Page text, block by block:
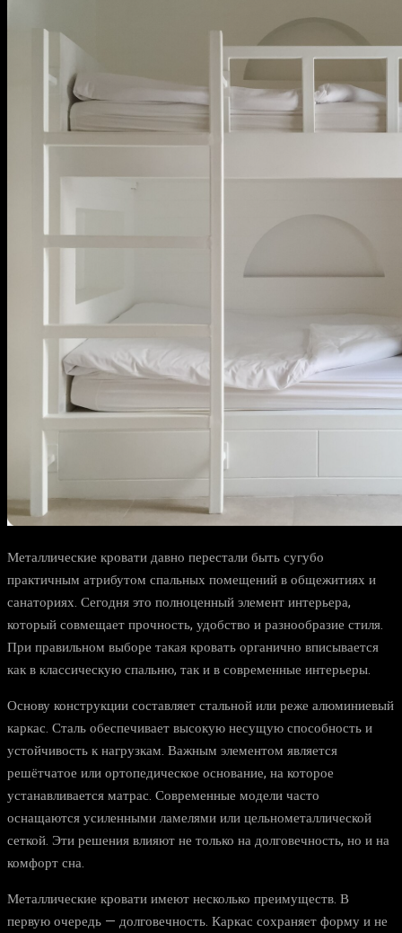
Металлические кровати давно перестали быть сугубо
практичным атрибутом спальных помещений в общежитиях и
санаториях. Сегодня это полноценный элемент интерьера,
который совмещает прочность, удобство и разнообразие стиля.
При правильном выборе такая кровать органично вписывается
как в классическую спальню, так и в современные интерьеры.
Основу конструкции составляет стальной или реже алюминиевый
каркас. Сталь обеспечивает высокую несущую способность и
устойчивость к нагрузкам. Важным элементом является
решётчатое или ортопедическое основание, на которое
устанавливается матрас. Современные модели часто
оснащаются усиленными ламелями или цельнометаллической
сеткой. Эти решения влияют не только на долговечность, но и на
комфорт сна.
Металлические кровати имеют несколько преимуществ. В
первую очередь — долговечность. Каркас сохраняет форму и не